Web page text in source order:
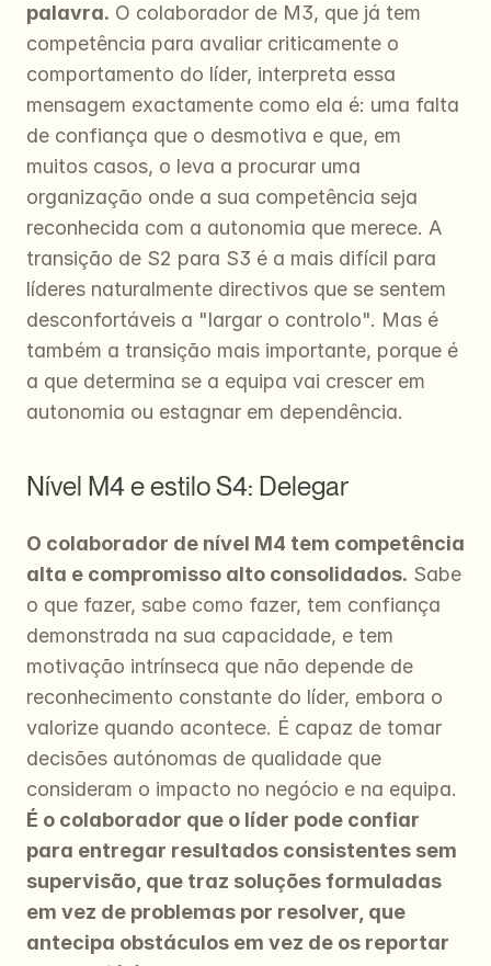
palavra. O colaborador de M3, que já tem
competência para avaliar criticamente o
comportamento do líder, interpreta essa
mensagem exactamente como ela é: uma falta
de confiança que o desmotiva e que, em
muitos casos, o leva a procurar uma
organização onde a sua competência seja
reconhecida com a autonomia que merece. A
transição de S2 para S3 é a mais difícil para
líderes naturalmente directivos que se sentem
desconfortáveis a "largar o controlo". Mas é
também a transição mais importante, porque é
a que determina se a equipa vai crescer em
autonomia ou estagnar em dependência.
Nível M4 e estilo S4: Delegar
O colaborador de nível M4 tem competência
alta e compromisso alto consolidados. Sabe
o que fazer, sabe como fazer, tem confiança
demonstrada na sua capacidade, e tem
motivação intrínseca que não depende de
reconhecimento constante do líder, embora o
valorize quando acontece. É capaz de tomar
decisões autónomas de qualidade que
É o colaborador que o líder pode confiar
para entregar resultados consistentes sem
supervisão, que traz soluções formuladas
em vez de problemas por resolver, que
antecipa obstáculos em vez de os reportar